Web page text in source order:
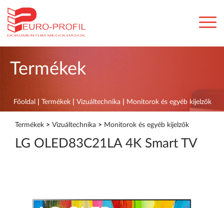
Termékek
Főoldal Termékek Vizuáltechnika Monitorok és egyéb kijelzők
Termékek > Vizuáltechnika > Monitorok és egyéb kijelzők
LG OLED83C21LA 4K Smart TV